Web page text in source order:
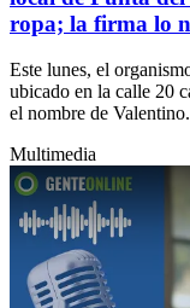
ropa; la firma lo
Este lunes, el
ubicado en la calle 20
el nombre de
Multimedia